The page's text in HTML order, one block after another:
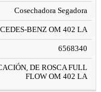
Cosechadora Segadora
BENZ OM 402 LA
6568340
DE ROSCA FULL
FLOW OM 402 LA